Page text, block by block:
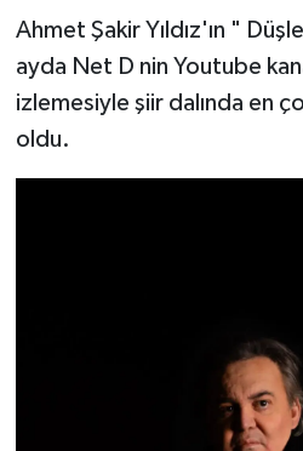
Ahmet Şakir Yıldız'ın "
ayda Net D nin Youtube
izlemesiyle şiir dalında en
oldu.
YAŞAM